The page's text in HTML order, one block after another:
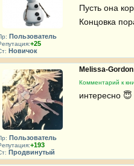
Пользователь
+25
Новичок
Пусть она
Концовка
Пользователь
+193
Продвинутый
Melissa-
Комментарий к
интересно